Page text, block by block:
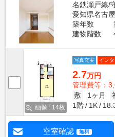
名鉄瀬戸線/
愛知県名古
築年数
建物階数
画像 : 14枚
写真充実 イン
2.7万円
管理費等：
敷
1ヶ月
1階
1K
空室確認 無料